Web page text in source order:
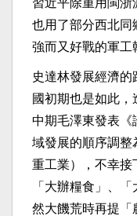
也用了部分西北同
強而又好戰的軍工
史達林發展經濟
國初期也是如此
中期毛澤東發表《
域發展的順序調整
重工業），不幸接
「大辦糧食」、
然大饑荒時再提「